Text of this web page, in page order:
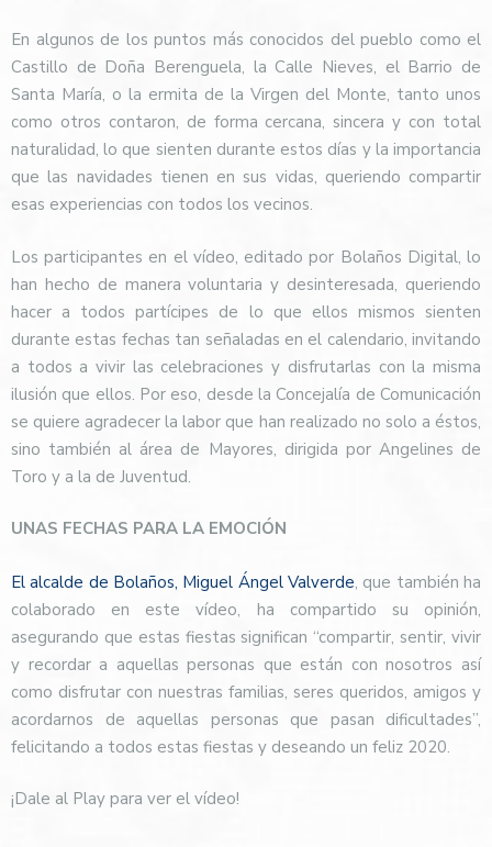
En algunos de los puntos más conocidos del pueblo como el
Castillo de Doña Berenguela, la Calle Nieves, el Barrio de
Santa María, o la ermita de la Virgen del Monte, tanto unos
como otros contaron, de forma cercana, sincera y con total
naturalidad, lo que sienten durante estos días y la importancia
que las navidades tienen en sus vidas, queriendo compartir
esas experiencias con todos los vecinos.
Los participantes en el vídeo, editado por Bolaños Digital, lo
han hecho de manera voluntaria y desinteresada, queriendo
hacer a todos partícipes de lo que ellos mismos sienten
durante estas fechas tan señaladas en el calendario, invitando
a todos a vivir las celebraciones y disfrutarlas con la misma
ilusión que ellos. Por eso, desde la Concejalía de Comunicación
se quiere agradecer la labor que han realizado no solo a éstos,
sino también al área de Mayores, dirigida por Angelines de
Toro y a la de Juventud.
UNAS FECHAS PARA LA EMOCIÓN
El alcalde de Bolaños, Miguel Ángel Valverde, que también ha
colaborado en este vídeo, ha compartido su opinión,
asegurando que estas fiestas significan “compartir, sentir, vivir
y recordar a aquellas personas que están con nosotros así
como disfrutar con nuestras familias, seres queridos, amigos y
acordarnos de aquellas personas que pasan dificultades”,
felicitando a todos estas fiestas y deseando un feliz 2020.
¡Dale al Play para ver el vídeo!